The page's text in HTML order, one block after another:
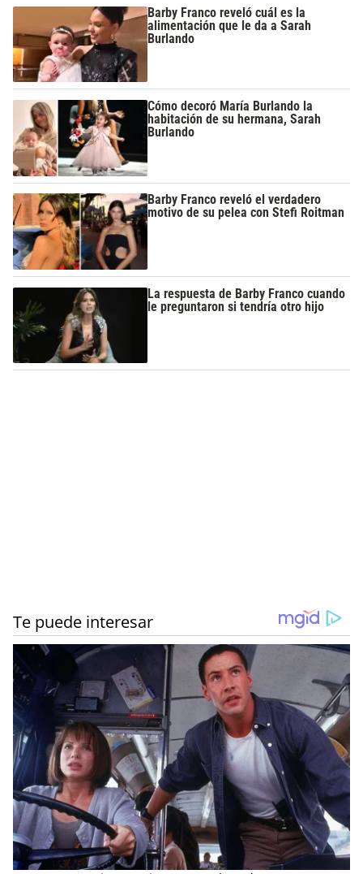
Barby Franco reveló cuál es la
alimentación que le da a Sarah
Burlando
Cómo decoró María Burlando la
habitación de su hermana, Sarah
Burlando
Barby Franco reveló el verdadero
motivo de su pelea con Stefi Roitman
La respuesta de Barby Franco cuando
le preguntaron si tendría otro hijo